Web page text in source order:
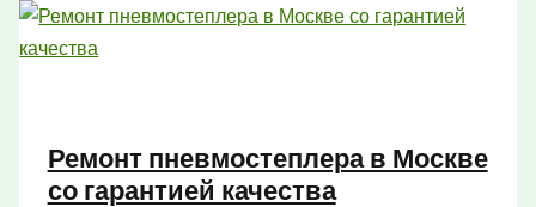
для
качественного
Ремонт пневмостеплера в Москве
со гарантией качества